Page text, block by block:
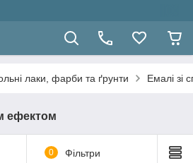
лаки, фарби та ґрунти Емалі зі
ефектом
0 Фільтри